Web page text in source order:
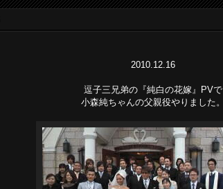
2010.12.16
逗子三兄弟の『純白の花嫁』PVで
小森純ちゃんの父親役やりました。